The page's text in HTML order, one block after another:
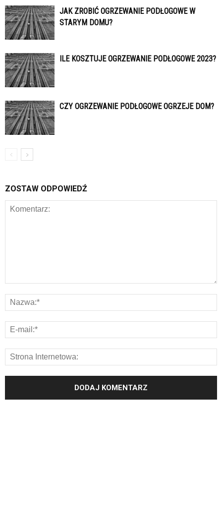
JAK ZROBIĆ OGRZEWANIE PODŁOGOWE W
STARYM DOMU?
ILE KOSZTUJE OGRZEWANIE PODŁOGOWE 2023?
CZY OGRZEWANIE PODŁOGOWE OGRZEJE DOM?
ZOSTAW ODPOWIEDŹ